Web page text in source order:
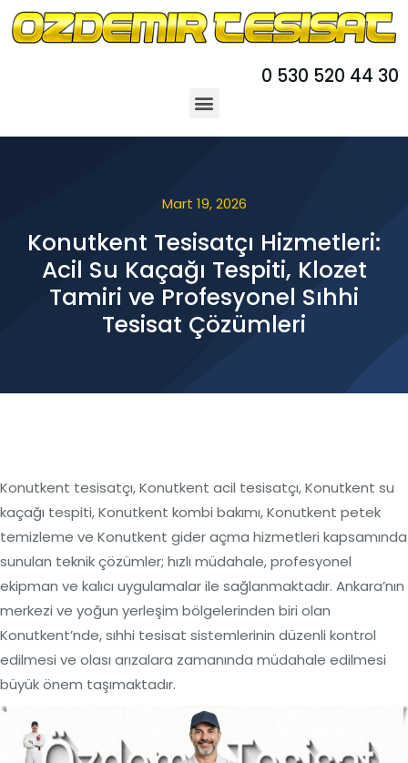
0 530 520 44 30
Mart 19, 2026
Konutkent Tesisatçı Hizmetleri:
Acil Su Kaçağı Tespiti, Klozet
Tamiri ve Profesyonel Sıhhi
Tesisat Çözümleri
Konutkent tesisatçı, Konutkent acil tesisatçı, Konutkent su
kaçağı tespiti, Konutkent kombi bakımı, Konutkent petek
temizleme ve Konutkent gider açma hizmetleri kapsamında
sunulan teknik çözümler; hızlı müdahale, profesyonel
ekipman ve kalıcı uygulamalar ile sağlanmaktadır. Ankara’nın
merkezi ve yoğun yerleşim bölgelerinden biri olan
Konutkent’nde, sıhhi tesisat sistemlerinin düzenli kontrol
edilmesi ve olası arızalara zamanında müdahale edilmesi
büyük önem taşımaktadır.